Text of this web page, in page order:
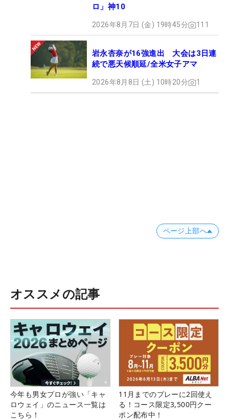
ロ」神10
2026年8月7日 (金) 19時45分 111
岩永杏奈が16強進出 大会は3日連
続で悪天候順延/全米女子アマ
2026年8月8日 (土) 10時20分 1
ページ上部へ
オススメの記事
今年も男女プロが強い「キャ
ロウェイ」のニュース一覧は
こちら！
11月までのプレーに2回使え
る！コース限定3,500円クー
ポン配布中！